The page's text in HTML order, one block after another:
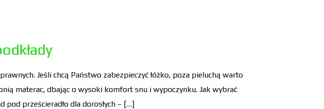
Jeśli chcą Państwo zabezpieczyć łóżko, poza pieluchą warto
materac, dbając o wysoki komfort snu i wypoczynku. Jak wybrać
pod prześcieradło dla dorosłych – […]